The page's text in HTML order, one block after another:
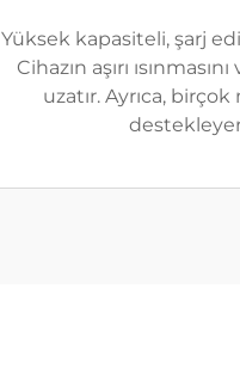
Yüksek kapasiteli, şarj
Cihazın aşırı
uzatır. Ayrıca,